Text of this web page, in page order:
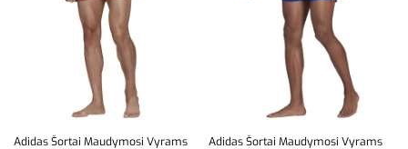
Adidas Šortai Maudymosi Vyrams Adidas Šortai Maudymosi Vyrams